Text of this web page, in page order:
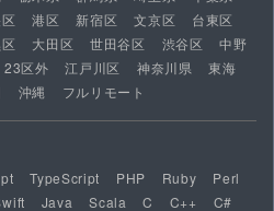
港区 新宿区 文京区
台東区
大田区 世田谷区 渋谷区
中野
23区外 江戸川区 神奈川県
東海
沖縄 フルリモート
TypeScript PHP Ruby
Perl
Java Scala C C++
C#